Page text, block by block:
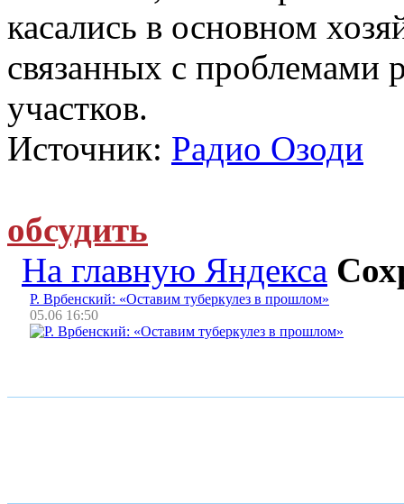
касались в основном
связанных с проблемами
участков.
Источник: Радио Озоди
обсудить
На главную Яндекса
Р. Врбенский: «Оставим туберкулез в прошлом»
05.06 16:50